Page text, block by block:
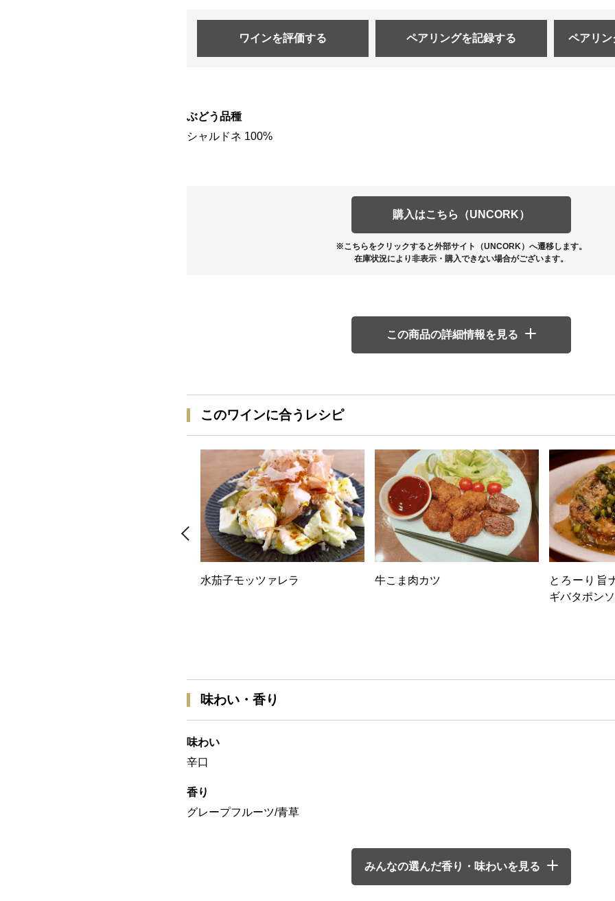
ワインを評価する ペアリングを記録する ペアリン
ぶどう品種
シャルドネ 100%
購入はこちら（UNCORK）
※こちらをクリックすると外部サイト（UNCORK）へ遷移します。
在庫状況により非表示・購入できない場合がございます。
この商品の詳細情報を見る
このワインに合うレシピ
水茄子モッツァレラ 牛こま肉カツ
とろーり旨
ギバタポン
味わい・香り
味わい
辛口
香り
グレープフルーツ/青草
みんなの選んだ香り・味わいを見る